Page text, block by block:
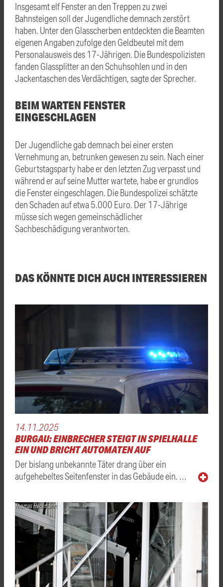
Insgesamt elf Fenster an den Treppen zu zwei
Bahnsteigen soll der Jugendliche demnach zerstört
haben. Unter den Glasscherben entdeckten die Beamten
eigenen Angaben zufolge den Geldbeutel mit dem
Personalausweis des 17-Jährigen. Die Bundespolizisten
fanden Glassplitter an den Schuhsohlen und in den
Jackentaschen des Verdächtigen, sagte der Sprecher.
BEIM WARTEN FENSTER
EINGESCHLAGEN
Der Jugendliche gab demnach bei einer ersten
Vernehmung an, betrunken gewesen zu sein. Nach einer
Geburtstagsparty habe er den letzten Zug verpasst und
während er auf seine Mutter wartete, habe er grundlos
die Fenster eingeschlagen. Die Bundespolizei schätzte
den Schaden auf etwa 5.000 Euro. Der 17-Jährige
müsse sich wegen gemeinschädlicher
Sachbeschädigung verantworten.
DAS KÖNNTE DICH AUCH INTERESSIEREN
14.11.2025
BURGAU: EINBRECHER STEIGT IN SPIELHALLE
EIN UND BRICHT AUTOMATEN AUF
Der bislang unbekannte Täter drang über ein
aufgehebeltes Seitenfenster in das Gebäude ein. …
Thomas Heckmann